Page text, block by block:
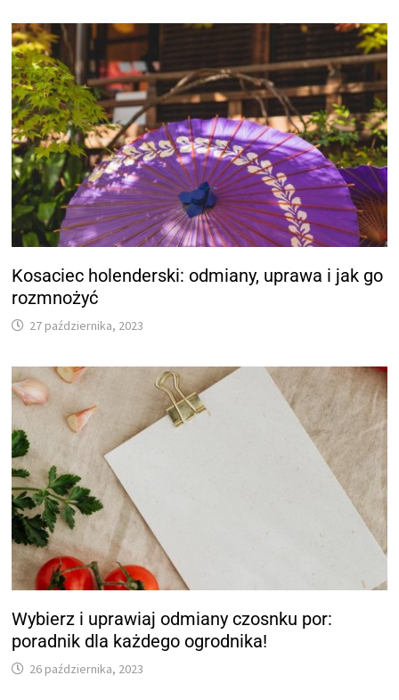
Kosaciec holenderski: odmiany, uprawa i jak go
rozmnożyć
27 października, 2023
Wybierz i uprawiaj odmiany czosnku por:
poradnik dla każdego ogrodnika!
26 października, 2023